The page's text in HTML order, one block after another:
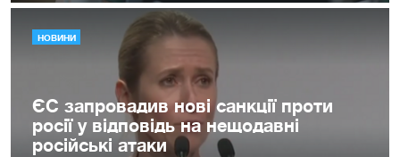
НОВИНИ
ЄС запровадив нові санкції проти
росії у відповідь на нещодавні
російські атаки